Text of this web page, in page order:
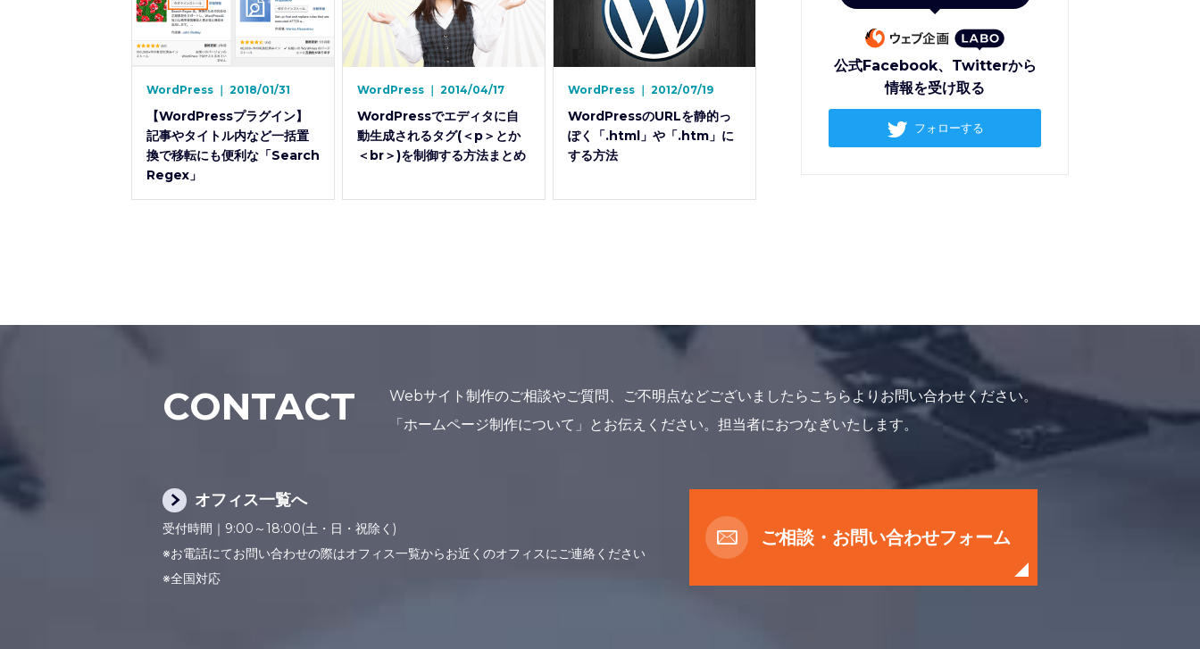
WordPress ｜ 2018/01/31
【WordPressプラグイン】
記事やタイトル内など一括置
換で移転にも便利な「Search
Regex」
WordPress ｜ 2014/04/17
WordPressでエディタに自
動生成されるタグ(＜p＞とか
＜br＞)を制御する方法まとめ
WordPress ｜ 2012/07/19
WordPressのURLを静的っ
ぽく「.html」や「.htm」に
する方法
公式Facebook、Twitterから
情報を受け取る
フォローする
CONTACT
Webサイト制作のご相談やご質問、ご不明点などございましたらこちらよりお問い合わせください。
「ホームページ制作について」とお伝えください。担当者におつなぎいたします。
オフィス一覧へ
受付時間｜9:00～18:00(土・日・祝除く)
※お電話にてお問い合わせの際はオフィス一覧からお近くのオフィスにご連絡ください
※全国対応
ご相談・お問い合わせフォーム